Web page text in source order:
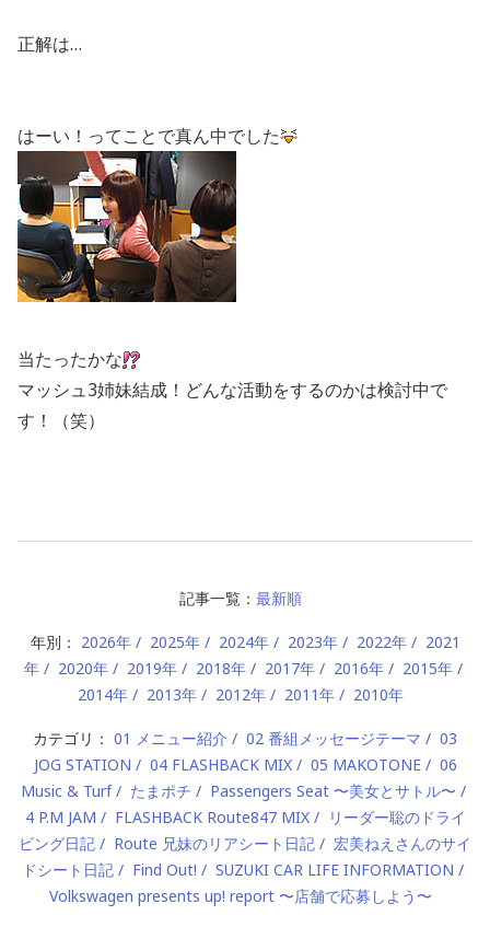
正解は…
はーい！ってことで真ん中でした
当たったかな
マッシュ3姉妹結成！どんな活動をするのかは検討中で
す！（笑）
記事一覧： 最新順
年別： 2026年 2025年 2024年 2023年 2022年
2021
年
2020年 2019年 2018年 2017年 2016年
2015年
2014年
2013年 2012年 2011年 2010年
カテゴリ： 01 メニュー紹介 02 番組メッセージテーマ
03
JOG STATION
04 FLASHBACK MIX 05 MAKOTONE
06
Music & Turf
たまポチ
Passengers Seat 〜美女とサトル〜
4 P.M JAM
FLASHBACK Route847 MIX
リーダー聡のドライ
ビング日記
Route 兄妹のリアシート日記
宏美ねえさんのサイ
ドシート日記
Find Out!
SUZUKI CAR LIFE INFORMATION
Volkswagen presents up! report 〜店舗で応募しよう〜